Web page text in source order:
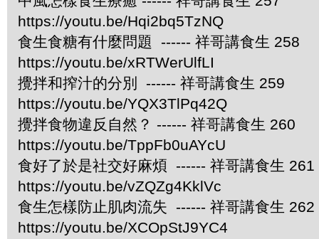
https://youtu.be/Hqi2bq5TzNQ
食生食糖有什麼問題 ------ 祥哥講食生 258
https://youtu.be/xRTWerUlfLI
攪拌和搾汁的分別 ------ 祥哥講食生 259
https://youtu.be/YQX3TlPq42Q
攪拌食物違反自然？ ------ 祥哥講食生 260
https://youtu.be/TppFb0uAYcU
食好了於是社交好麻煩 ------ 祥哥講食生 261
https://youtu.be/vZQZg4KklVc
食生怎樣防止肌肉流失 ------ 祥哥講食生 262
https://youtu.be/XCOpStJ9YC4